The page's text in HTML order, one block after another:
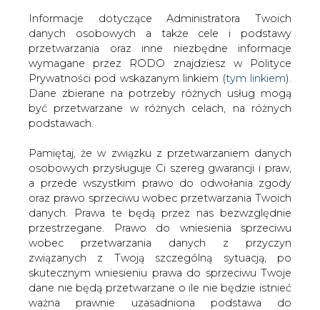
Informacje dotyczące Administratora Twoich
danych osobowych a także cele i podstawy
przetwarzania oraz inne niezbędne informacje
wymagane przez RODO znajdziesz w Polityce
Prywatności pod wskazanym linkiem (tym linkiem).
Dane zbierane na potrzeby różnych usług mogą
być przetwarzane w różnych celach, na różnych
podstawach.
Pamiętaj, że w związku z przetwarzaniem danych
osobowych przysługuje Ci szereg gwarancji i praw,
a przede wszystkim prawo do odwołania zgody
oraz prawo sprzeciwu wobec przetwarzania Twoich
danych. Prawa te będą przez nas bezwzględnie
przestrzegane. Prawo do wniesienia sprzeciwu
wobec przetwarzania danych z przyczyn
związanych z Twoją szczególną sytuacją, po
skutecznym wniesieniu prawa do sprzeciwu Twoje
dane nie będą przetwarzane o ile nie będzie istnieć
ważna prawnie uzasadniona podstawa do
skomentuj
udostępnij:
Notowania CO2 - EEX Futures
12.11.2018 r.
Kontrakt Kurs rozliczeniowy Wolumen obrotu
Nov-18 20,49
Dec-18 20,49 72 000